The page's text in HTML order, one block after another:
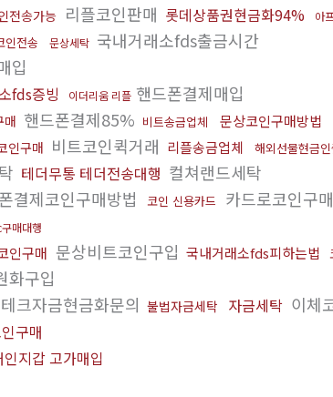
전송가능 리플코인판매 롯데상품권현금화94% 아
인전송 문상세탁 국내거래소fds출금시간
입
fds증빙 이더리움 리플 핸드폰결제매입
매 핸드폰결제85% 비트송금업체 문상코인구매방법
인구매 비트코인퀵거래 리플송금업체 해외선물현금
테더무통 테더전송대행 컬쳐랜드세탁
결제코인구매방법 코인 신용카드 카드로코인구
매대행
인구매 문상비트코인구입 국내거래소fds피하는법
화구입
크자금현금화문의 불법자금세탁 자금세탁 이체
구매
인지갑 고가매입